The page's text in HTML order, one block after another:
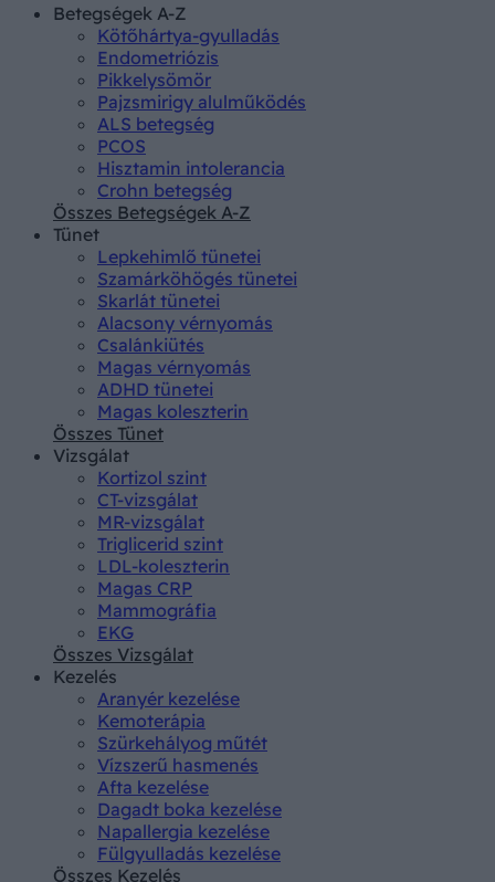
Betegségek A-Z
Kötőhártya-gyulladás
Endometriózis
Pikkelysömör
Pajzsmirigy alulműködés
ALS betegség
PCOS
Hisztamin intolerancia
Crohn betegség
Összes Betegségek A-Z
Tünet
Lepkehimlő tünetei
Szamárköhögés tünetei
Skarlát tünetei
Alacsony vérnyomás
Csalánkiütés
Magas vérnyomás
ADHD tünetei
Magas koleszterin
Összes Tünet
Vizsgálat
Kortizol szint
CT-vizsgálat
MR-vizsgálat
Triglicerid szint
LDL-koleszterin
Magas CRP
Mammográfia
EKG
Összes Vizsgálat
Kezelés
Aranyér kezelése
Kemoterápia
Szürkehályog műtét
Vízszerű hasmenés
Afta kezelése
Dagadt boka kezelése
Napallergia kezelése
Fülgyulladás kezelése
Összes Kezelés